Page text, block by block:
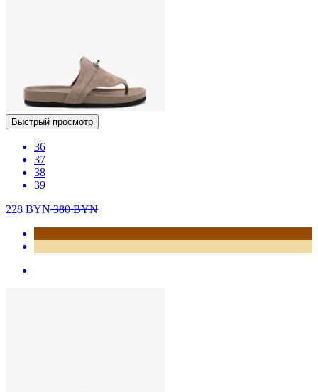
Быстрый просмотр
36
37
38
39
228 BYN380BYN